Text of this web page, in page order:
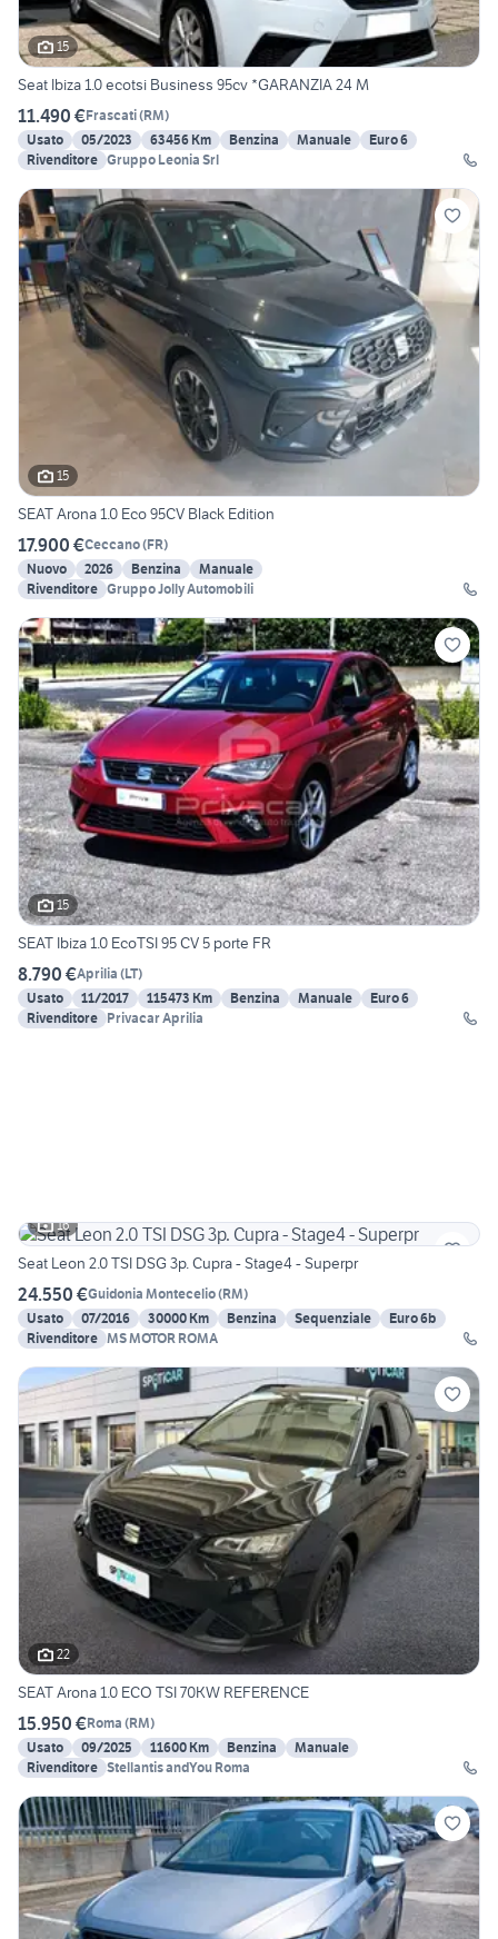
15
Seat Ibiza 1.0 ecotsi Business 95cv *GARANZIA 24 M
11.490 €Frascati(RM)
Usato
05/2023 63456 Km Benzina Manuale
Euro 6
Rivenditore Gruppo Leonia Srl
15
SEAT Arona 1.0 Eco 95CV Black Edition
17.900 €Ceccano(FR)
Nuovo
2026 Benzina
Manuale
Rivenditore Gruppo Jolly Automobili
15
SEAT Ibiza 1.0 EcoTSI 95 CV 5 porte FR
8.790 €Aprilia (LT)
Usato
11/2017 115473 Km Benzina Manuale
Euro 6
Rivenditore Privacar Aprilia
16
Seat Leon 2.0 TSI DSG 3p. Cupra - Stage4 - Superpr
24.550 €Guidonia Montecelio(RM)
Usato
07/2016 30000 Km Benzina Sequenziale
Euro 6b
Rivenditore MS MOTOR ROMA
22
SEAT Arona 1.0 ECO TSI 70KW REFERENCE
15.950 €Roma (RM)
Usato
09/2025 11600 Km Benzina
Manuale
Rivenditore Stellantis andYou Roma